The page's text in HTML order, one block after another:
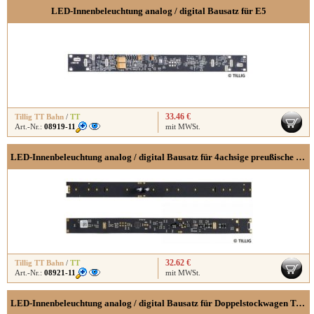
LED-Innenbeleuchtung analog / digital Bausatz für E5
Tillig TT Bahn / TT
Art.-Nr.: 08919-11
33.46 €
mit MWSt.
LED-Innenbeleuchtung analog / digital Bausatz für 4achsige preußische D-Zugwagen
Tillig TT Bahn / TT
Art.-Nr.: 08921-11
32.62 €
mit MWSt.
LED-Innenbeleuchtung analog / digital Bausatz für Doppelstockwagen Twindexx / Vario